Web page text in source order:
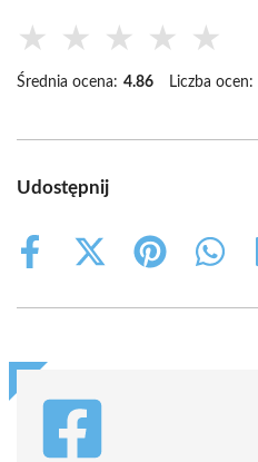
★ ★ ★ ★ ★
Średnia ocena: 4.86 Liczba ocen:
Udostępnij
Share
Share
(Twitter)
Share
Share